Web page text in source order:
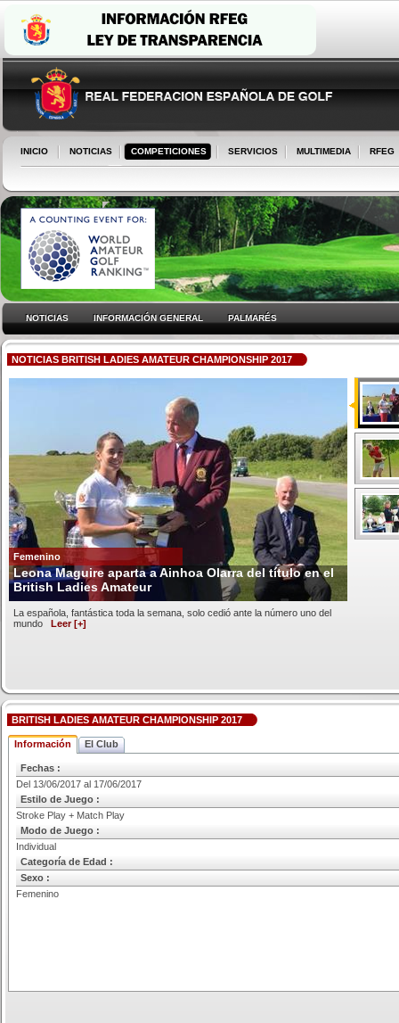
INICIO NOTICIAS COMPETICIONES SERVICIOS MULTIMEDIA RFEG
NOTICIAS INFORMACIÓN GENERAL PALMARÉS
NOTICIAS BRITISH LADIES AMATEUR CHAMPIONSHIP 2017
Femenino
Leona Maguire aparta a Ainhoa Olarra del título en el
British Ladies Amateur
La española, fantástica toda la semana, solo cedió ante la número uno del
mundo Leer [+]
BRITISH LADIES AMATEUR CHAMPIONSHIP 2017
Información El Club
Fechas :
Del 13/06/2017 al 17/06/2017
Estilo de Juego :
Stroke Play + Match Play
Modo de Juego :
Individual
Categoría de Edad :
Sexo :
Femenino